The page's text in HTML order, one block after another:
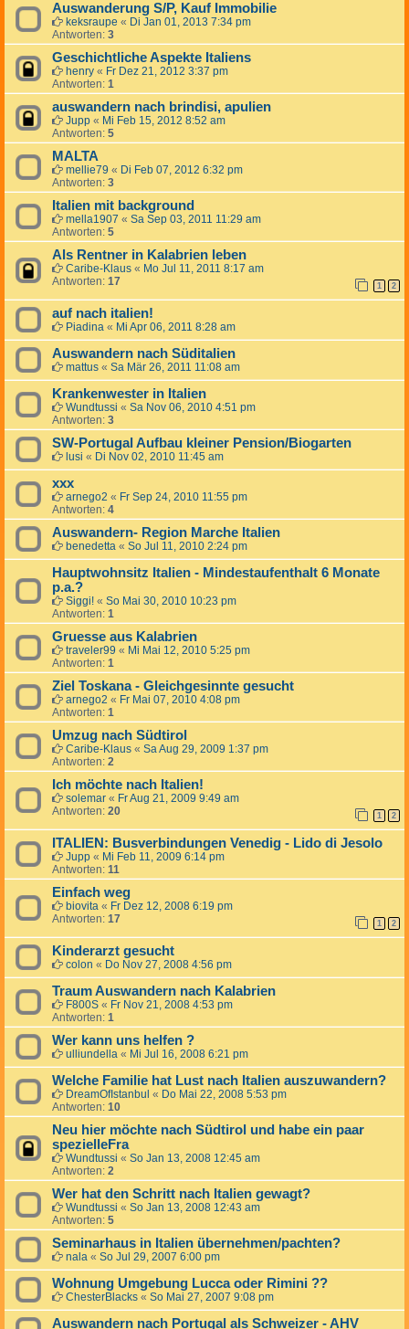
Auswanderung S/P, Kauf Immobilie
keksraupe « Di Jan 01, 2013 7:34 pm
Antworten: 3
Geschichtliche Aspekte Italiens
henry « Fr Dez 21, 2012 3:37 pm
Antworten: 1
auswandern nach brindisi, apulien
Jupp « Mi Feb 15, 2012 8:52 am
Antworten: 5
MALTA
mellie79 « Di Feb 07, 2012 6:32 pm
Antworten: 3
Italien mit background
mella1907 « Sa Sep 03, 2011 11:29 am
Antworten: 5
Als Rentner in Kalabrien leben
Caribe-Klaus « Mo Jul 11, 2011 8:17 am
Antworten: 17 1 2
auf nach italien!
Piadina « Mi Apr 06, 2011 8:28 am
Auswandern nach Süditalien
mattus « Sa Mär 26, 2011 11:08 am
Krankenwester in Italien
Wundtussi « Sa Nov 06, 2010 4:51 pm
Antworten: 3
SW-Portugal Aufbau kleiner Pension/Biogarten
lusi « Di Nov 02, 2010 11:45 am
xxx
arnego2 « Fr Sep 24, 2010 11:55 pm
Antworten: 4
Auswandern- Region Marche Italien
benedetta « So Jul 11, 2010 2:24 pm
Hauptwohnsitz Italien - Mindestaufenthalt 6 Monate
p.a.?
Siggi! « So Mai 30, 2010 10:23 pm
Antworten: 1
Gruesse aus Kalabrien
traveler99 « Mi Mai 12, 2010 5:25 pm
Antworten: 1
Ziel Toskana - Gleichgesinnte gesucht
arnego2 « Fr Mai 07, 2010 4:08 pm
Antworten: 1
Umzug nach Südtirol
Caribe-Klaus « Sa Aug 29, 2009 1:37 pm
Antworten: 2
Ich möchte nach Italien!
solemar « Fr Aug 21, 2009 9:49 am
Antworten: 20 1 2
ITALIEN: Busverbindungen Venedig - Lido di Jesolo
Jupp « Mi Feb 11, 2009 6:14 pm
Antworten: 11
Einfach weg
biovita « Fr Dez 12, 2008 6:19 pm
Antworten: 17 1 2
Kinderarzt gesucht
colon « Do Nov 27, 2008 4:56 pm
Traum Auswandern nach Kalabrien
F800S « Fr Nov 21, 2008 4:53 pm
Antworten: 1
Wer kann uns helfen ?
ulliundella « Mi Jul 16, 2008 6:21 pm
Welche Familie hat Lust nach Italien auszuwandern?
DreamOfIstanbul « Do Mai 22, 2008 5:53 pm
Antworten: 10
Neu hier möchte nach Südtirol und habe ein paar
spezielleFra
Wundtussi « So Jan 13, 2008 12:45 am
Antworten: 2
Wer hat den Schritt nach Italien gewagt?
Wundtussi « So Jan 13, 2008 12:43 am
Antworten: 5
Seminarhaus in Italien übernehmen/pachten?
nala « So Jul 29, 2007 6:00 pm
Wohnung Umgebung Lucca oder Rimini ??
ChesterBlacks « So Mai 27, 2007 9:08 pm
Auswandern nach Portugal als Schweizer - AHV